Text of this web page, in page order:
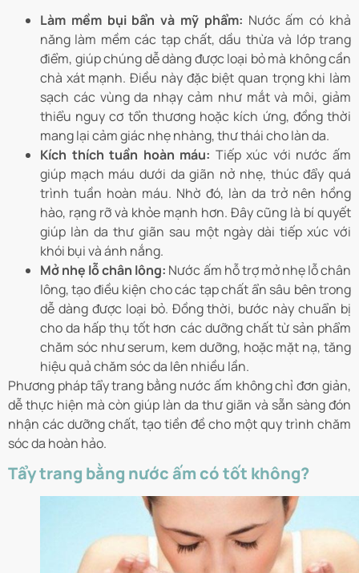
Làm mềm bụi bẩn và mỹ phẩm: Nước ấm có khả
năng làm mềm các tạp chất, dầu thừa và lớp trang
điểm, giúp chúng dễ dàng được loại bỏ mà không cần
chà xát mạnh. Điều này đặc biệt quan trọng khi làm
sạch các vùng da nhạy cảm như mắt và môi, giảm
thiểu nguy cơ tổn thương hoặc kích ứng, đồng thời
mang lại cảm giác nhẹ nhàng, thư thái cho làn da.
Kích thích tuần hoàn máu: Tiếp xúc với nước ấm
giúp mạch máu dưới da giãn nở nhẹ, thúc đẩy quá
trình tuần hoàn máu. Nhờ đó, làn da trở nên hồng
hào, rạng rỡ và khỏe mạnh hơn. Đây cũng là bí quyết
giúp làn da thư giãn sau một ngày dài tiếp xúc với
khói bụi và ánh nắng.
Mở nhẹ lỗ chân lông: Nước ấm hỗ trợ mở nhẹ lỗ chân
lông, tạo điều kiện cho các tạp chất ẩn sâu bên trong
dễ dàng được loại bỏ. Đồng thời, bước này chuẩn bị
cho da hấp thụ tốt hơn các dưỡng chất từ sản phẩm
chăm sóc như serum, kem dưỡng, hoặc mặt nạ, tăng
hiệu quả chăm sóc da lên nhiều lần.
Phương pháp tẩy trang bằng nước ấm không chỉ đơn giản,
dễ thực hiện mà còn giúp làn da thư giãn và sẵn sàng đón
nhận các dưỡng chất, tạo tiền đề cho một quy trình chăm
sóc da hoàn hảo.
Tẩy trang bằng nước ấm có tốt không?